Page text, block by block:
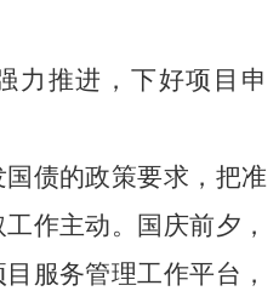
力推进 ， 下好项目申
债的政策要求，把准
作主动。
国庆前夕，
服务管理工作平台，